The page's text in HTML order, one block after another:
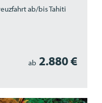
ab/bis Tahiti
ab 2.880 €